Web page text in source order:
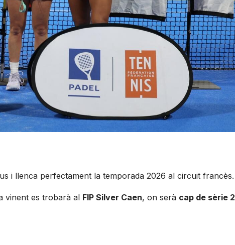
i llenca perfectament la temporada 2026 al circuit francès.
vinent es trobarà al FIP Silver Caen, on serà cap de sèrie 2